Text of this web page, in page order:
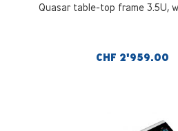
Quasar table-top frame 3.5U,
CHF 2'959.00